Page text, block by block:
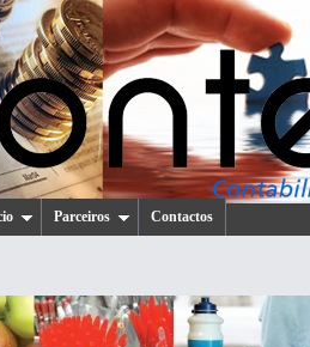
Parceiros Contactos